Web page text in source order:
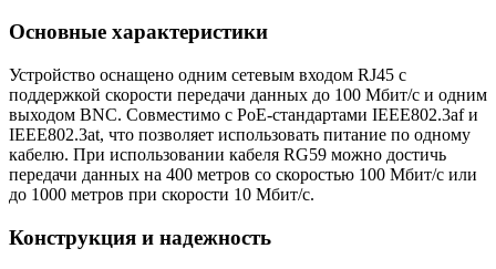
Основные характеристики
Устройство оснащено одним сетевым входом RJ45 с
поддержкой скорости передачи данных до 100 Мбит/с и одним
выходом BNC. Совместимо с PoE-стандартами IEEE802.3af и
IEEE802.3at, что позволяет использовать питание по одному
кабелю. При использовании кабеля RG59 можно достичь
передачи данных на 400 метров со скоростью 100 Мбит/с или
до 1000 метров при скорости 10 Мбит/с.
Конструкция и надежность